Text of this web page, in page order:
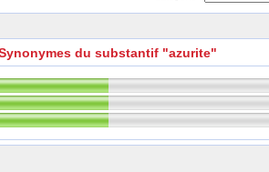
du substantif "azurite"